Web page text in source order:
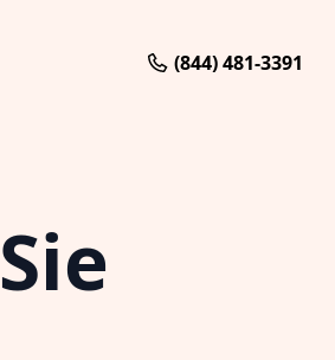
(844) 481-3391